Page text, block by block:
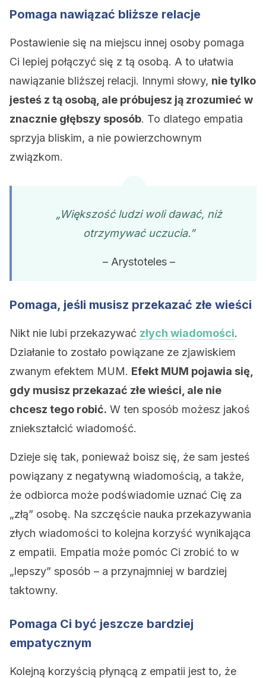
Pomaga nawiązać bliższe relacje
Postawienie się na miejscu innej osoby pomaga
Ci lepiej połączyć się z tą osobą. A to ułatwia
nawiązanie bliższej relacji. Innymi słowy, nie tylko
jesteś z tą osobą, ale próbujesz ją zrozumieć w
znacznie głębszy sposób. To dlatego empatia
sprzyja bliskim, a nie powierzchownym
związkom.
„Większość ludzi woli dawać, niż
otrzymywać uczucia.”
– Arystoteles –
Pomaga, jeśli musisz przekazać złe wieści
Nikt nie lubi przekazywać złych wiadomości.
Działanie to zostało powiązane ze zjawiskiem
zwanym efektem MUM. Efekt MUM pojawia się,
gdy musisz przekazać złe wieści, ale nie
chcesz tego robić. W ten sposób możesz jakoś
zniekształcić wiadomość.
Dzieje się tak, ponieważ boisz się, że sam jesteś
powiązany z negatywną wiadomością, a także,
że odbiorca może podświadomie uznać Cię za
„złą” osobę. Na szczęście nauka przekazywania
złych wiadomości to kolejna korzyść wynikająca
z empatii. Empatia może pomóc Ci zrobić to w
„lepszy” sposób – a przynajmniej w bardziej
taktowny.
Pomaga Ci być jeszcze bardziej
empatycznym
Kolejną korzyścią płynącą z empatii jest to, że